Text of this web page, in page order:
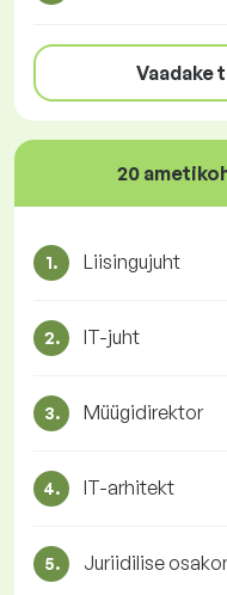
Vaadake
20
1. Liisingujuht
2. IT-juht
3. Müügidirektor
4. IT-arhitekt
5. Juriidilise